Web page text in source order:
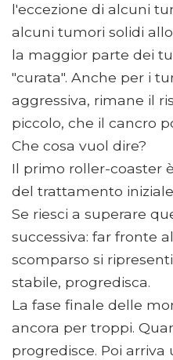
l'eccezione di alcuni
alcuni tumori solidi
la maggior parte dei
"curata". Anche per i
aggressiva, rimane il
piccolo, che il cancro
Che cosa vuol dire?
Il primo roller-coaster
del trattamento
Se riesci a superare
successiva: far fronte
scomparso si
stabile, progredisca.
La fase finale delle
ancora per troppi.
progredisce. Poi